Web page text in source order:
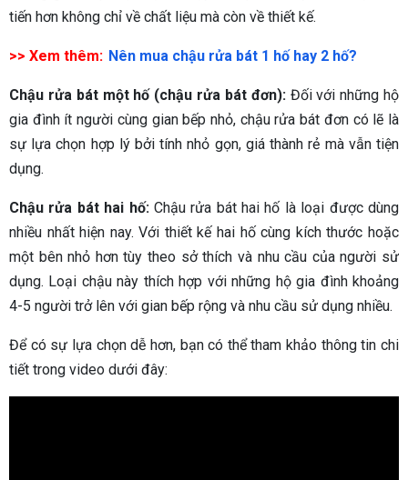
tiến hơn không chỉ về chất liệu mà còn về thiết kế.
>> Xem thêm: Nên mua chậu rửa bát 1 hố hay 2 hố?
Chậu rửa bát một hố (chậu rửa bát đơn):Đối với những hộ
gia đình ít người cùng gian bếp nhỏ, chậu rửa bát đơn có lẽ là
sự lựa chọn hợp lý bởi tính nhỏ gọn, giá thành rẻ mà vẫn tiện
dụng.
Chậu rửa bát hai hố:Chậu rửa bát hai hố là loại được dùng
nhiều nhất hiện nay. Với thiết kế hai hố cùng kích thước hoặc
một bên nhỏ hơn tùy theo sở thích và nhu cầu của người sử
dụng. Loại chậu này thích hợp với những hộ gia đình khoảng
4-5 người trở lên với gian bếp rộng và nhu cầu sử dụng nhiều.
Để có sự lựa chọn dễ hơn, bạn có thể tham khảo thông tin chi
tiết trong video dưới đây: